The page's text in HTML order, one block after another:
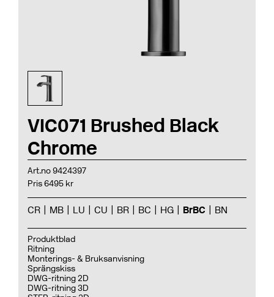
VIC071 Brushed Black
Chrome
Art.no 9424397
Pris 6495 kr
CR MB LU CU BR BC HG BrBC BN
Produktblad
Ritning
Monterings- & Bruksanvisning
Sprängskiss
DWG-ritning 2D
DWG-ritning 3D